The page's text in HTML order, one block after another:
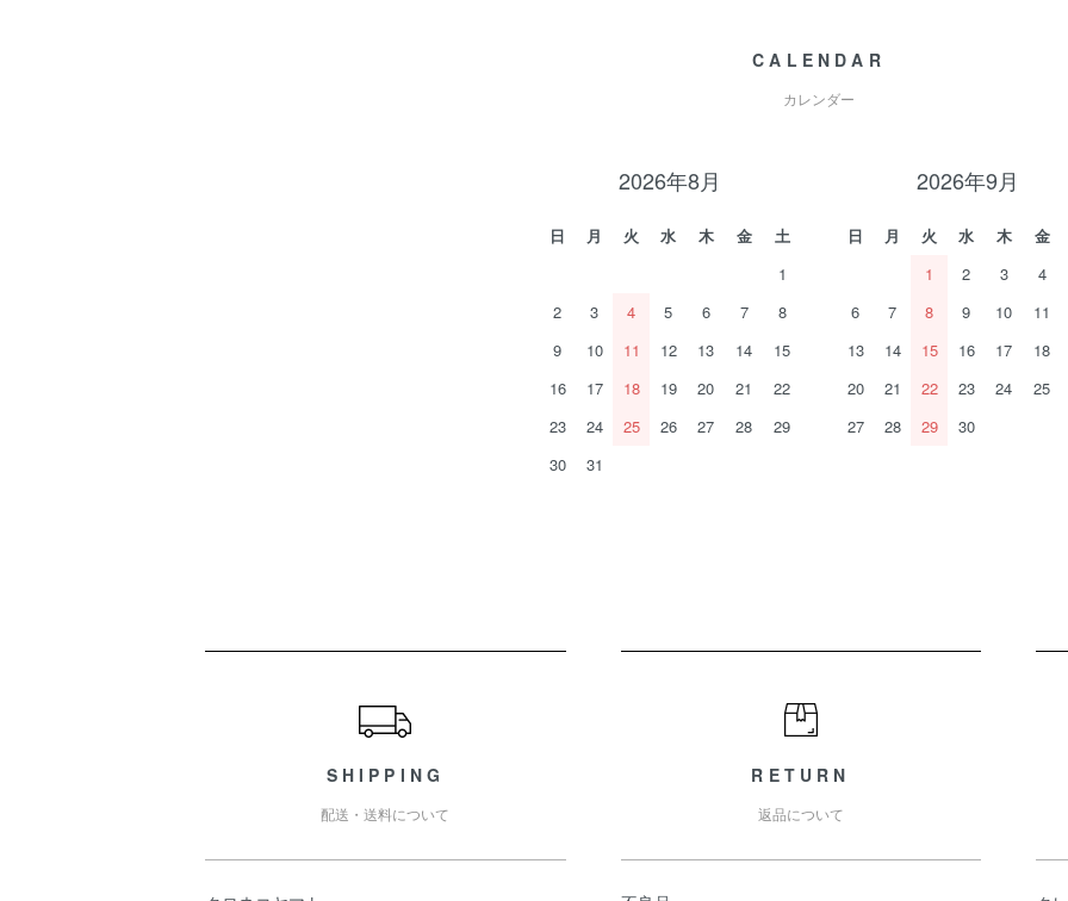
CALENDAR
カレンダー
2026年8月
日 月 火 水 木 金
土
1
2
3 4 5 6 7
8
9
10 11 12 13 14
15
16
17 18 19 20 21
22
23
24 25 26 27 28
29
30
31
2026年9月
日 月 火 水 木 金
1
2 3 4
6
7 8 9 10 11
13
14 15 16 17 18
20
21 22 23 24 25
27
28 29 30
SHIPPING
配送・送料について
RETURN
返品について